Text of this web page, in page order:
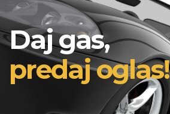
Daj gas,
predaj oglas!